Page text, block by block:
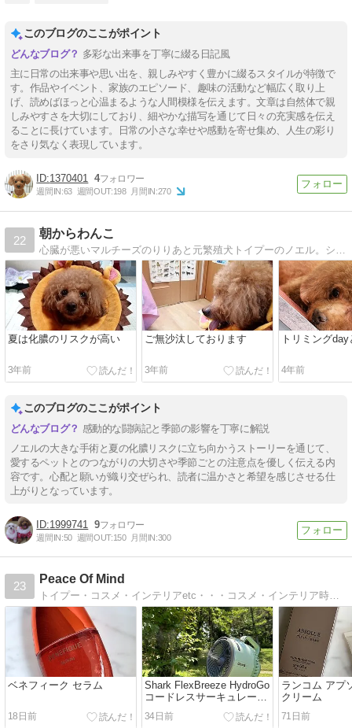
このブログのここがポイント
多彩な出来事を丁寧に綴る日記風
主に日常の出来事や思い出を、親しみやすく豊かに綴るスタイルが特徴で
す。作品やイベント、家族のエピソード、趣味の活動など幅広く取り上
げ、読めばほっと心温まるような人間模様を伝えます。文章は自然体で親
しみやすさを大切にしており、細やかな描写を通じて日々の充実感を伝え
ることに長けています。日常の小さな幸せや感動を寄せ集め、人生の彩り
をさり気なく表現しています。
1370401 4
週間IN:63 週間OUT:198 月間IN:270
22
朝からわんこ
夏は化膿のリスクが高い
3年前
ご無沙汰しております
3年前
トリミング
4年前
このブログのここがポイント
感動的な闘病記と季節の影響を丁寧に解説
ノエルの大きな手術と夏の化膿リスクに立ち向かうストーリーを通じて、
愛するペットとのつながりの大切さや季節ごとの注意点を優しく伝える内
容です。心配と願いが織り交ぜられ、読者に温かさと希望を感じさせる仕
上がりとなっています。
1999741 9
週間IN:50 週間OUT:150 月間IN:300
23
Peace Of Mind
トイプー・コスメ・インテリアetc・・・コスメ・インテリア時々トイプー レッド♀ の成長記録。
ベネフィーク セラム
18日前
Shark FlexBreeze HydroGo
コードレスサーキュレータ
ーファン
34日前
ランコム アプ
クリーム
71日前